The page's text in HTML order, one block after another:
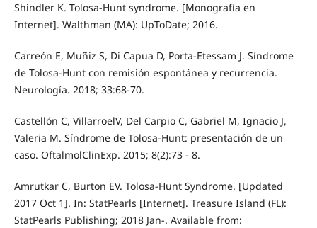
Shindler K. Tolosa-Hunt syndrome. [Monografía en
Internet]. Walthman (MA): UpToDate; 2016.
Carreón E, Muñiz S, Di Capua D, Porta-Etessam J. Síndrome
de Tolosa-Hunt con remisión espontánea y recurrencia.
Neurología. 2018; 33:68-70.
Castellón C, VillarroelV, Del Carpio C, Gabriel M, Ignacio J,
Valeria M. Síndrome de Tolosa-Hunt: presentación de un
caso. OftalmolClinExp. 2015; 8(2):73 - 8.
Amrutkar C, Burton EV. Tolosa-Hunt Syndrome. [Updated
2017 Oct 1]. In: StatPearls [Internet]. Treasure Island (FL):
StatPearls Publishing; 2018 Jan-. Available from: